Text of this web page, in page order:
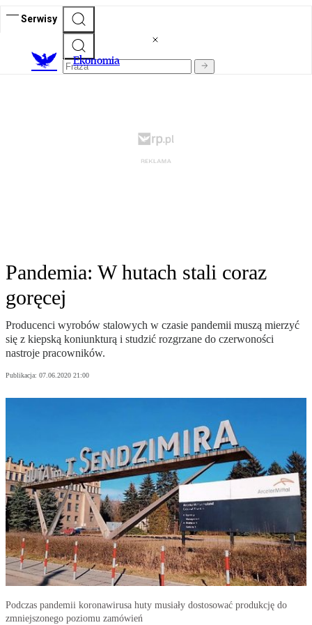
Serwisy
Ekonomia
Pandemia: W hutach stali coraz
goręcej
Producenci wyrobów stalowych w czasie pandemii muszą mierzyć
się z kiepską koniunkturą i studzić rozgrzane do czerwoności
nastroje pracowników.
Publikacja: 07.06.2020 21:00
Podczas pandemii koronawirusa huty musiały dostosować produkcję do
zmniejszonego poziomu zamówień